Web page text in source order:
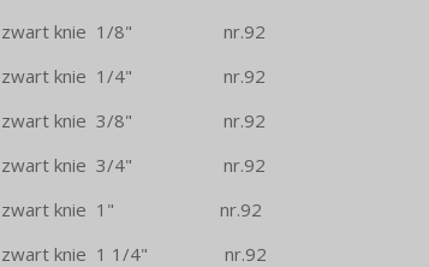
zwart knie 1/8" nr.92
zwart knie 1/4" nr.92
zwart knie 3/8" nr.92
zwart knie 3/4" nr.92
zwart knie 1" nr.92
zwart knie 1 1/4" nr.92